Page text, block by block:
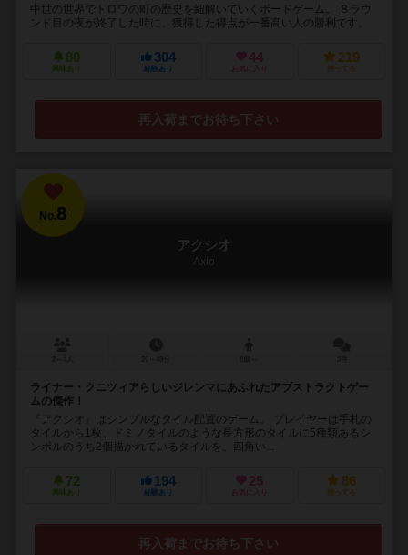
中世の世界でトロワの町の歴史を紐解いていくボードゲーム。 ８ラウ
ンド目の夜が終了した時に、獲得した得点が一番高い人の勝利です。
80
興味あり
304
経験あり
44
お気に入り
219
持ってる
再入荷までお待ち下さい
No.8
アクシオ
Axio
ライナー・クニツィアらしいジレンマにあふれたアブストラクトゲー
ムの傑作！
『アクシオ』はシンプルなタイル配置のゲーム。 プレイヤーは手札の
タイルから1枚、ドミノタイルのような長方形のタイルに5種類あるシ
ンボルのうち2個描かれているタイルを、四角い...
72
興味あり
194
経験あり
25
お気に入り
86
持ってる
再入荷までお待ち下さい